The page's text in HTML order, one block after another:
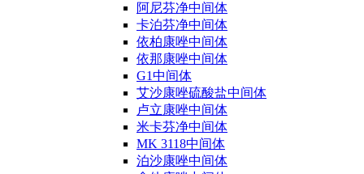
阿尼芬净中间体
卡泊芬净中间体
依柏康唑中间体
依那康唑中间体
G1中间体
艾沙康唑硫酸盐中间体
卢立康唑中间体
米卡芬净中间体
MK 3118中间体
泊沙康唑中间体